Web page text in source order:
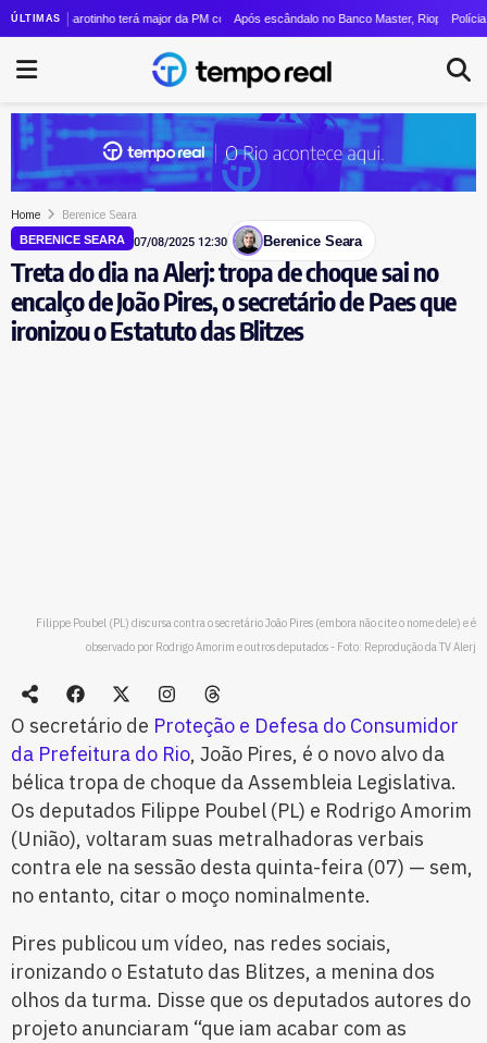
ÚLTIMAS
de sexta geração
Garotinho terá major da PM como candidata a vice em sua chapa para o governo do
Após escândalo no Banco Master, Rioprevidência
Polícia Civil do
Home Berenice Seara
BERENICE SEARA 07/08/2025 12:30 Berenice Seara
Treta do dia na Alerj: tropa de choque sai no
encalço de João Pires, o secretário de Paes que
ironizou o Estatuto das Blitzes
Filippe Poubel (PL) discursa contra o secretário João Pires (embora não cite o nome dele) e é
observado por Rodrigo Amorim e outros deputados - Foto: Reprodução da TV Alerj
O secretário de Proteção e Defesa do Consumidor
da Prefeitura do Rio, João Pires, é o novo alvo da
bélica tropa de choque da Assembleia Legislativa.
Os deputados Filippe Poubel (PL) e Rodrigo Amorim
(União), voltaram suas metralhadoras verbais
contra ele na sessão desta quinta-feira (07) — sem,
no entanto, citar o moço nominalmente.
Pires publicou um vídeo, nas redes sociais,
ironizando o Estatuto das Blitzes, a menina dos
olhos da turma. Disse que os deputados autores do
projeto anunciaram “que iam acabar com as